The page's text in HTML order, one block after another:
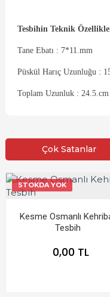
Tesbihin Teknik
Tane Ebatı : 7*11.mm
Püskül Harıç Uzunluğu :
Toplam Uzunluk : 24.5.cm
Çok Satanlar
STOKDA YOK
Kesme Osmanlı
Tesbih
0,00 TL